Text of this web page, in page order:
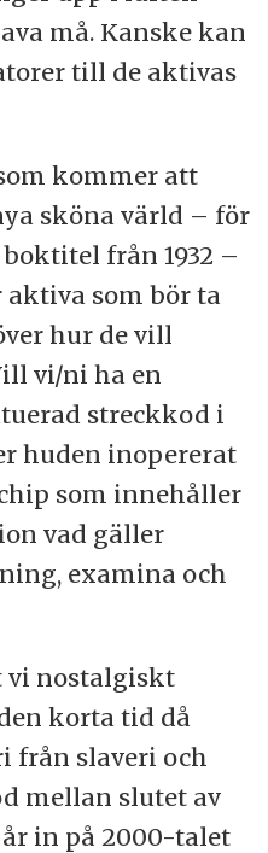
må. Kanske kan
till de aktivas
kommer att
sköna värld – för
från 1932 –
aktiva som bör ta
hur de vill
vi/ni ha en
streckkod i
huden inopererat
som innehåller
vad gäller
examina och
vi nostalgiskt
korta tid då
från slaveri och
mellan slutet av
in på 2000-talet